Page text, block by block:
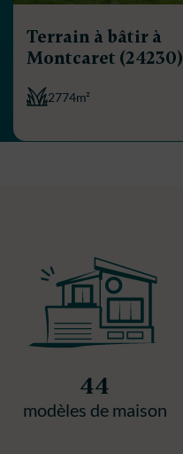
Terrain à bâtir à
Montcaret (24230)
2774m²
44
modèles de maison